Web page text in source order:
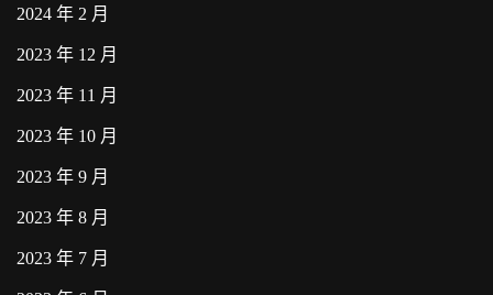
2024 年 2 月
2023 年 12 月
2023 年 11 月
2023 年 10 月
2023 年 9 月
2023 年 8 月
2023 年 7 月